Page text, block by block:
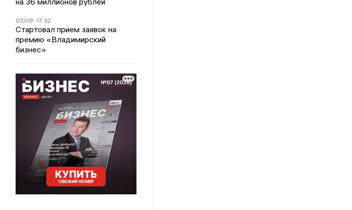
03/08 17:32
Стартовал прием заявок на
премию «Владимирский
бизнес»